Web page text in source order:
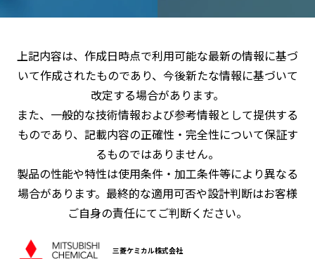
上記内容は、作成日時点で利用可能な最新の情報に基づ
いて作成されたものであり、今後新たな情報に基づいて
改定する場合があります。
また、一般的な技術情報および参考情報として提供する
ものであり、記載内容の正確性・完全性について保証す
るものではありません。
製品の性能や特性は使用条件・加工条件等により異なる
場合があります。最終的な適用可否や設計判断はお客様
ご自身の責任にてご判断ください。
三菱ケミカル株式会社